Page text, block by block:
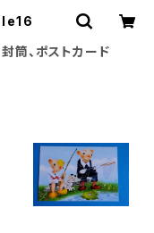
le16
封筒、ポストカード